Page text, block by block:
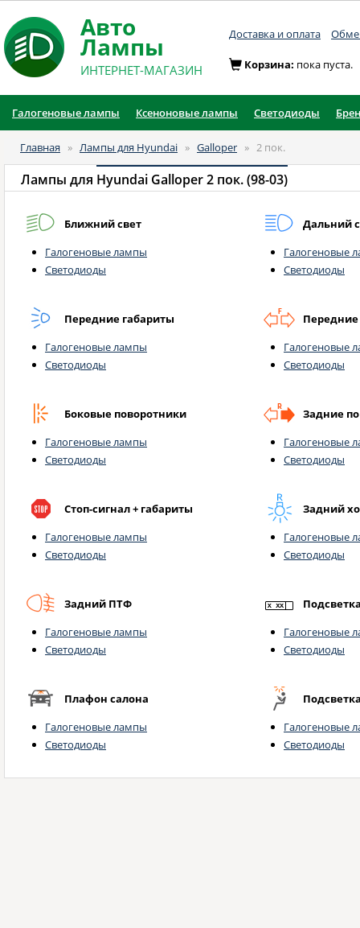
Авто
Лампы
ИНТЕРНЕТ-МАГАЗИН
Доставка и оплата
Корзина: пока пуста.
Галогеновые лампы Ксеноновые лампы Светодиоды
Главная » Лампы для Hyundai » Galloper » 2 пок.
Лампы для Hyundai Galloper 2 пок. (98-03)
Ближний свет
Галогеновые лампы
Светодиоды
Дальний
Галогеновые
Светодиоды
Передние габариты
Галогеновые лампы
Светодиоды
Галогеновые
Светодиоды
Боковые поворотники
Галогеновые лампы
Светодиоды
Задние
Галогеновые
Светодиоды
Стоп-сигнал + габариты
Галогеновые лампы
Светодиоды
Задний
Галогеновые
Светодиоды
Задний ПТФ
Галогеновые лампы
Светодиоды
Галогеновые
Светодиоды
Плафон салона
Галогеновые лампы
Светодиоды
Галогеновые
Светодиоды